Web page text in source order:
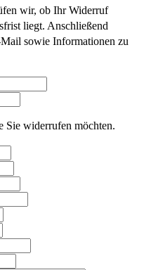
wir, ob Ihr Widerruf
liegt. Anschließend
sowie Informationen zu
Sie widerrufen möchten.